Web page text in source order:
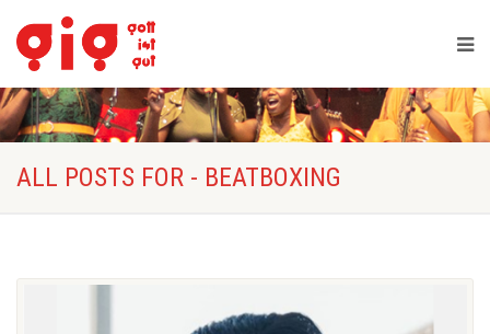
ALL POSTS FOR - BEATBOXING